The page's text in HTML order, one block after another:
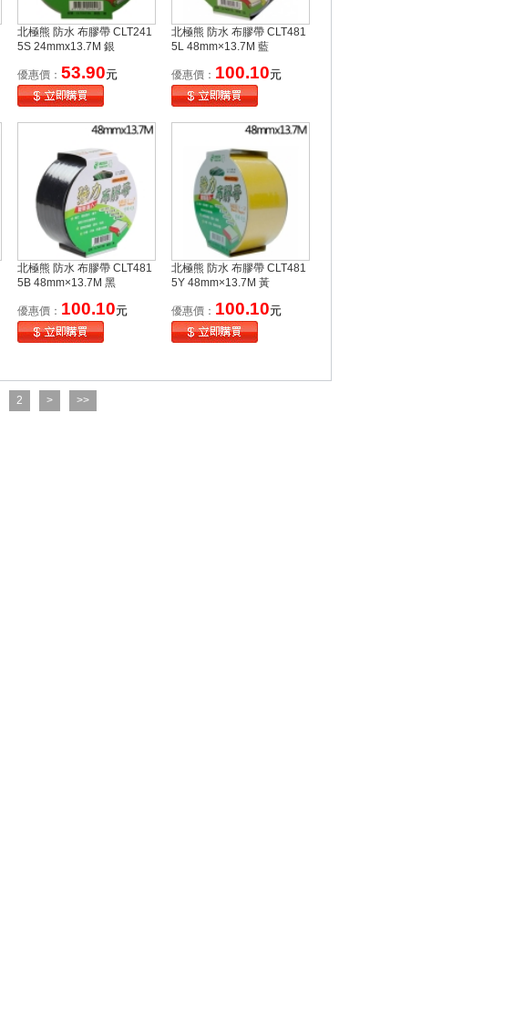
北極熊 防水 布膠帶 CLT241
5S 24mmx13.7M 銀
優惠價： 53.90元
北極熊 防水 布膠帶 CLT481
5L 48mm×13.7M 藍
優惠價： 100.10元
北極熊 防水 布膠帶 CLT481
5B 48mm×13.7M 黑
優惠價： 100.10元
北極熊 防水 布膠帶 CLT481
5Y 48mm×13.7M 黃
優惠價： 100.10元
2 > >>